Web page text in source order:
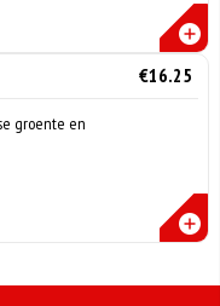
€16.25
groente en